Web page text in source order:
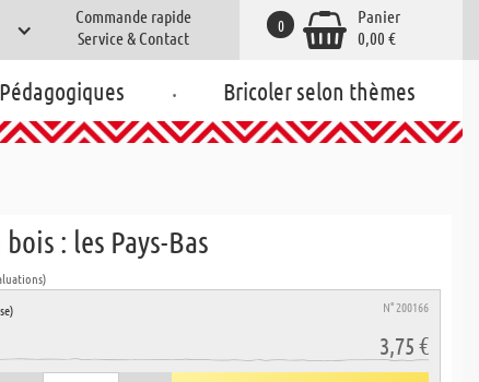
Commande rapide
Service & Contact
Panier
0,00 €
0
. Bricoler selon thèmes
: les Pays-Bas
N° 200166
3,75 €